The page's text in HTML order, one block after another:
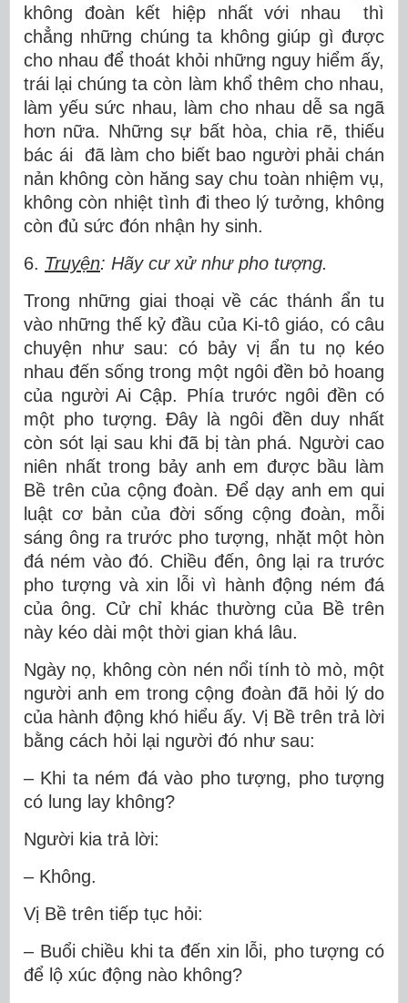
không đoàn kết hiệp nhất với nhau thì
chẳng những chúng ta không giúp gì được
cho nhau để thoát khỏi những nguy hiểm ấy,
trái lại chúng ta còn làm khổ thêm cho nhau,
làm yếu sức nhau, làm cho nhau dễ sa ngã
hơn nữa. Những sự bất hòa, chia rẽ, thiếu
bác ái đã làm cho biết bao người phải chán
nản không còn hăng say chu toàn nhiệm vụ,
không còn nhiệt tình đi theo lý tưởng, không
còn đủ sức đón nhận hy sinh.
6. Truyện: Hãy cư xử như pho tượng.
Trong những giai thoại về các thánh ẩn tu
vào những thế kỷ đầu của Ki-tô giáo, có câu
chuyện như sau: có bảy vị ẩn tu nọ kéo
nhau đến sống trong một ngôi đền bỏ hoang
của người Ai Cập. Phía trước ngôi đền có
một pho tượng. Đây là ngôi đền duy nhất
còn sót lại sau khi đã bị tàn phá. Người cao
niên nhất trong bảy anh em được bầu làm
Bề trên của cộng đoàn. Để dạy anh em qui
luật cơ bản của đời sống cộng đoàn, mỗi
sáng ông ra trước pho tượng, nhặt một hòn
đá ném vào đó. Chiều đến, ông lại ra trước
pho tượng và xin lỗi vì hành động ném đá
của ông. Cử chỉ khác thường của Bề trên
này kéo dài một thời gian khá lâu.
Ngày nọ, không còn nén nổi tính tò mò, một
người anh em trong cộng đoàn đã hỏi lý do
của hành động khó hiểu ấy. Vị Bề trên trả lời
bằng cách hỏi lại người đó như sau:
– Khi ta ném đá vào pho tượng, pho tượng
có lung lay không?
Người kia trả lời:
– Không.
Vị Bề trên tiếp tục hỏi:
– Buổi chiều khi ta đến xin lỗi, pho tượng có
để lộ xúc động nào không?